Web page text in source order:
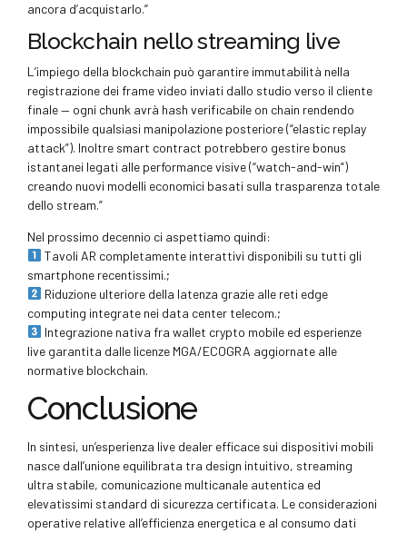
ancora d’acquistarlo.”
Blockchain nello streaming live
L’impiego della blockchain può garantire immutabilità nella
registrazione dei frame video inviati dallo studio verso il cliente
finale — ogni chunk avrà hash verificabile on chain rendendo
impossibile qualsiasi manipolazione posteriore (“elastic replay
attack”). Inoltre smart contract potrebbero gestire bonus
istantanei legati alle performance visive (“watch-and-win”)
creando nuovi modelli economici basati sulla trasparenza totale
dello stream.”
Nel prossimo decennio ci aspettiamo quindi:
Tavoli AR completamente interattivi disponibili su tutti gli
smartphone recentissimi.;
Riduzione ulteriore della latenza grazie alle reti edge
computing integrate nei data center telecom.;
Integrazione nativa fra wallet crypto mobile ed esperienze
live garantita dalle licenze MGA/ECOGRA aggiornate alle
normative blockchain.
Conclusione
In sintesi, un’esperienza live dealer efficace sui dispositivi mobili
nasce dall’unione equilibrata tra design intuitivo, streaming
ultra stabile, comunicazione multicanale autentica ed
elevatissimi standard di sicurezza certificata. Le considerazioni
operative relative all’efficienza energetica e al consumo dati